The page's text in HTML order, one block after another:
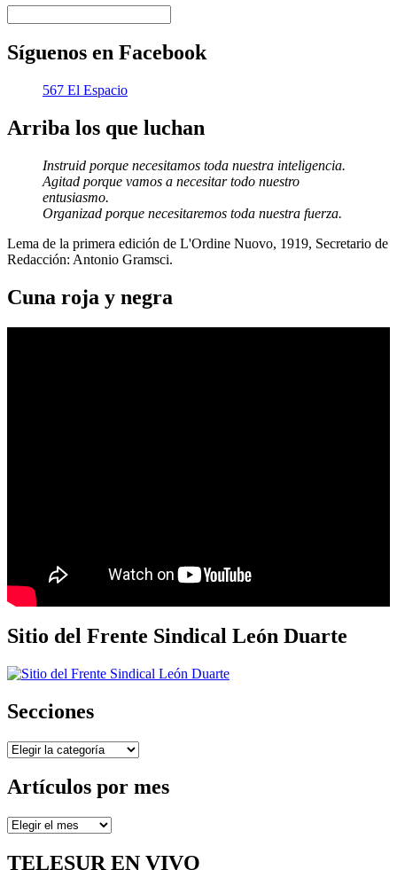
Síguenos en Facebook
567 El Espacio
Arriba los que luchan
Instruid porque necesitamos toda nuestra inteligencia.
Agitad porque vamos a necesitar todo nuestro
entusiasmo.
Organizad porque necesitaremos toda nuestra fuerza.
Lema de la primera edición de L'Ordine Nuovo, 1919, Secretario de
Redacción: Antonio Gramsci.
Cuna roja y negra
Sitio del Frente Sindical León Duarte
Secciones
Secciones
Artículos por mes
Artículos
mes
TELESUR EN VIVO